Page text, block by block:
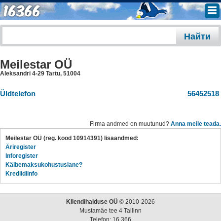
Meilestar OÜ
Aleksandri 4-29 Tartu, 51004
Üldtelefon 56452518
Firma andmed on muutunud? Anna meile teada.
Meilestar OÜ (reg. kood 10914391) lisaandmed:
Äriregister
Inforegister
Käibemaksukohustuslane?
Krediidiinfo
Kliendihalduse OÜ © 2010-2026
Mustamäe tee 4 Tallinn
Telefon: 16 366